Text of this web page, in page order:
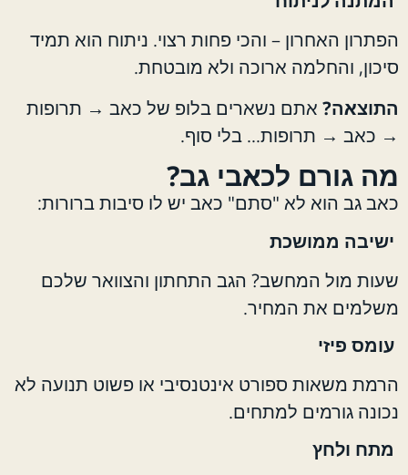
הפתרון האחרון – והכי פחות רצוי. ניתוח הוא תמיד
סיכון, והחלמה ארוכה ולא מובטחת.
התוצאה?אתם נשארים בלופ של כאב → תרופות
→ כאב → תרופות… בלי סוף.
מה גורם לכאבי גב?
כאב גב הוא לא "סתם" כאב יש לו סיבות ברורות:
ישיבה ממושכת
שעות מול המחשב? הגב התחתון והצוואר שלכם
משלמים את המחיר.
עומס פיזי
הרמת משאות ספורט אינטנסיבי או פשוט תנועה לא
נכונה גורמים למתחים.
מתח ולחץ